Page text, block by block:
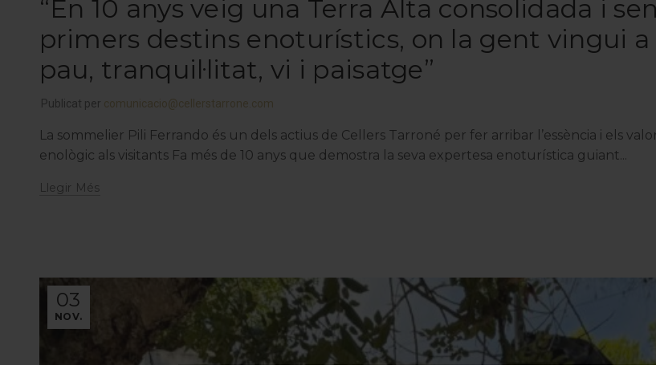
“En 10 anys veig una Terra Alta consolidada i
primers destins enoturístics, on la gent vingui a
pau, tranquil·litat, vi i paisatge”
Publicat per comunicacio@cellerstarrone.com
La sommelier Pili Ferrando és un dels actius de Cellers Tarroné per fer arribar l’essència i els
enològic als visitants Fa més de 10 anys que demostra la seva expertesa enoturística guiant...
Llegir Més
03
NOV.